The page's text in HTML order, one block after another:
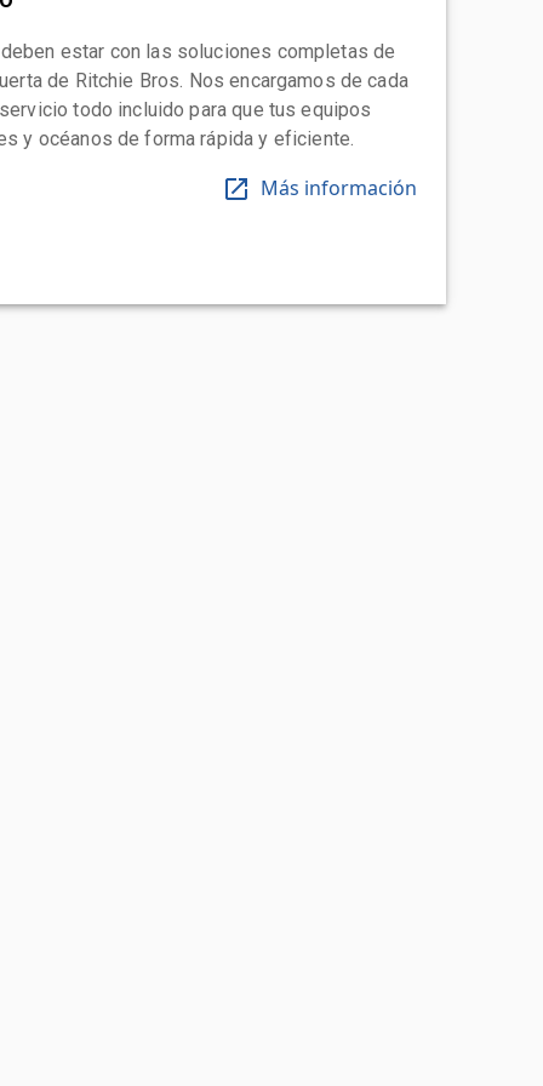
estar con las soluciones completas de
de Ritchie Bros. Nos encargamos de cada
todo incluido para que tus equipos
y océanos de forma rápida y eficiente.
Más información